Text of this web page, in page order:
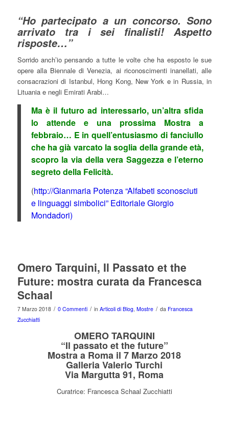
“Ho partecipato a un concorso. Sono
arrivato tra i sei finalisti! Aspetto
risposte…”
Sorrido anch’io pensando a tutte le volte che ha esposto le sue
opere alla Biennale di Venezia, ai riconoscimenti inanellati, alle
consacrazioni di Istanbul, Hong Kong, New York e in Russia, in
Lituania e negli Emirati Arabi…
Ma è il futuro ad interessarlo, un’altra sfida
lo attende e una prossima Mostra a
febbraio… E in quell’entusiasmo di fanciullo
che ha già varcato la soglia della grande età,
scopro la via della vera Saggezza e l’eterno
segreto della Felicità.
(http://Gianmaria Potenza “Alfabeti sconosciuti
e linguaggi simbolici” Editoriale Giorgio
Mondadori)
Omero Tarquini, Il Passato et the
Future: mostra curata da Francesca
Schaal
7 Marzo 2018 / 0 Commenti / in Articoli di Blog, Mostre / da Francesca
Zucchiatti
OMERO TARQUINI
“Il passato et the future”
Mostra a Roma il 7 Marzo 2018
Galleria Valerio Turchi
Via Margutta 91, Roma
Curatrice: Francesca Schaal Zucchiatti